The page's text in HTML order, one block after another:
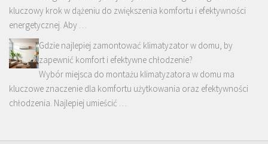
kluczowy krok w dążeniu do zwiększenia komfortu i efektywności
energetycznej. Aby …
Gdzie najlepiej zamontować klimatyzator w domu, by
zapewnić komfort i efektywne chłodzenie?
Wybór miejsca do montażu klimatyzatora w domu ma
kluczowe znaczenie dla komfortu użytkowania oraz efektywności
chłodzenia. Najlepiej umieścić …